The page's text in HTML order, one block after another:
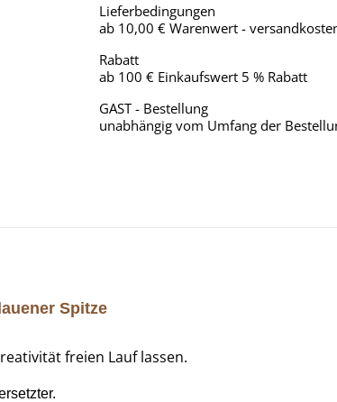
Lieferbedingungen
ab 10,00 € Warenwert -
Rabatt
ab 100 € Einkaufswert 5 % Rabatt
GAST - Bestellung
unabhängig vom Umfang der
Spitze
freien Lauf lassen.